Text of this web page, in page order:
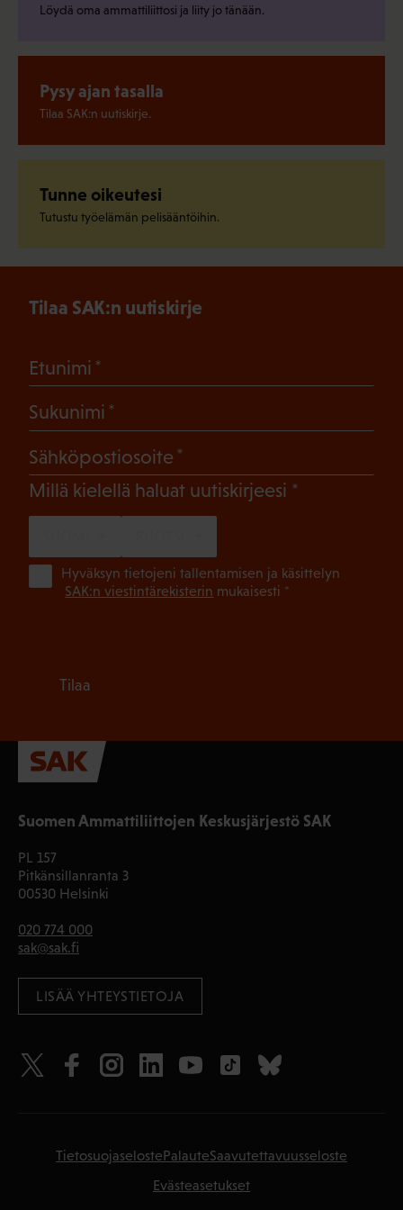
Löydä oma ammattiliittosi ja liity jo tänään.
Pysy ajan tasalla
Tilaa SAK:n uutiskirje.
Tunne oikeutesi
Tutustu työelämän pelisääntöihin.
Suomen Ammattiliittojen Keskusjärjestö SAK
PL 157
Pitkänsillanranta 3
00530 Helsinki
020 774 000
sak@sak.fi
LISÄÄ YHTEYSTIETOJA
Tilaa SAK:n uutiskirje
Etunimi
Sukunimi
Sähköpostiosoite
Millä kielellä haluat uutiskirjeesi (Pakollinen)
Hyväksyn tietojeni tallentamisen ja käsittelyn
SAK:n viestintärekisterin mukaisesti *
Tilaa
TietosuojaselostePalauteSaavutettavuusseloste
Evästeasetukset